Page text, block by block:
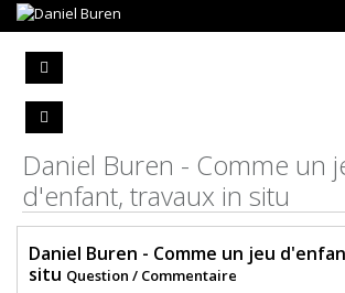
Daniel Buren - Comme un
d'enfant, travaux in situ
Daniel Buren - Comme un jeu
situ Question / Commentaire